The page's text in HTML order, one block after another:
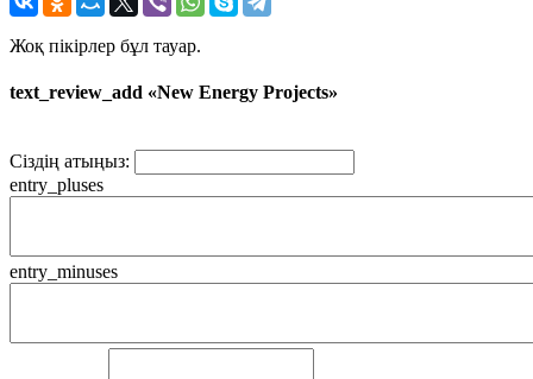
Жоқ пікірлер бұл тауар.
text_review_add «New Energy Projects»
Сіздің атыңыз:
entry_pluses
entry_minuses